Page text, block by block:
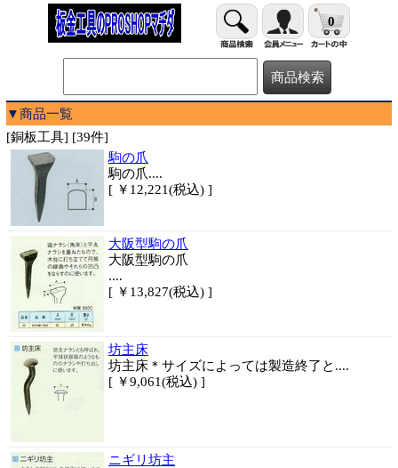
0
▼商品一覧
[銅板工具] [39件]
駒の爪
駒の爪....
[ ￥12,221(税込) ]
大阪型駒の爪
大阪型駒の爪
....
[ ￥13,827(税込) ]
坊主床
坊主床＊サイズによっては製造終了と....
[ ￥9,061(税込) ]
ニギリ坊主